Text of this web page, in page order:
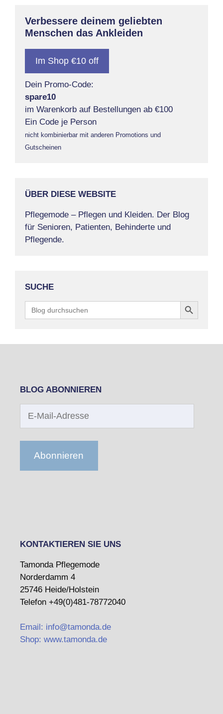
Verbessere deinem geliebten
Menschen das Ankleiden
Im Shop €10 off
Dein Promo-Code:
spare10
im Warenkorb auf Bestellungen ab €100
Ein Code je Person
nicht kombinierbar mit anderen Promotions und
Gutscheinen
ÜBER DIESE WEBSITE
Pflegemode – Pflegen und Kleiden. Der Blog
für Senioren, Patienten, Behinderte und
Pflegende.
SUCHE
for:
Search Button
BLOG ABONNIEREN
Mail-
Abonnieren
KONTAKTIEREN SIE UNS
Tamonda Pflegemode
Norderdamm 4
25746 Heide/Holstein
Telefon +49(0)481-78772040
Email: info@tamonda.de
Shop: www.tamonda.de